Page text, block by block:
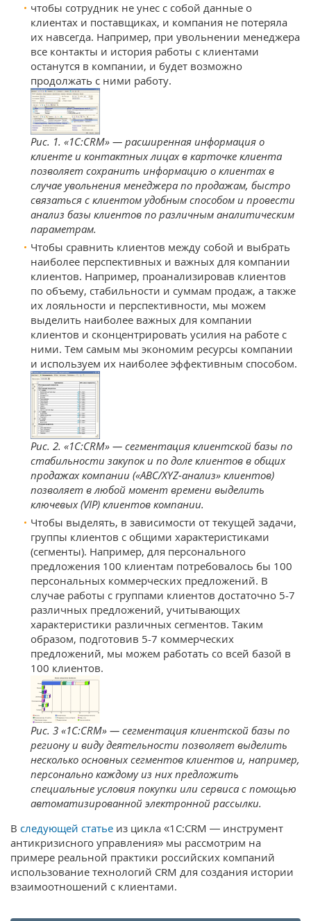
чтобы сотрудник не унес с собой данные о
клиентах и поставщиках, и компания не потеряла
их навсегда. Например, при увольнении менеджера
все контакты и история работы с клиентами
останутся в компании, и будет возможно
продолжать с ними работу.
Рис. 1. «1С:CRM» — расширенная информация о
клиенте и контактных лицах в карточке клиента
позволяет сохранить информацию о клиентах в
случае увольнения менеджера по продажам, быстро
связаться с клиентом удобным способом и провести
анализ базы клиентов по различным аналитическим
параметрам.
Чтобы сравнить клиентов между собой и выбрать
наиболее перспективных и важных для компании
клиентов. Например, проанализировав клиентов
по объему, стабильности и суммам продаж, а также
их лояльности и перспективности, мы можем
выделить наиболее важных для компании
клиентов и сконцентрировать усилия на работе с
ними. Тем самым мы экономим ресурсы компании
и используем их наиболее эффективным способом.
Рис. 2. «1С:CRM» — сегментация клиентской базы по
стабильности закупок и по доле клиентов в общих
продажах компании («АВС/XYZ-анализ» клиентов)
позволяет в любой момент времени выделить
ключевых (VIP) клиентов компании.
Чтобы выделять, в зависимости от текущей задачи,
группы клиентов с общими характеристиками
(сегменты). Например, для персонального
предложения 100 клиентам потребовалось бы 100
персональных коммерческих предложений. В
случае работы с группами клиентов достаточно 5-7
различных предложений, учитывающих
характеристики различных сегментов. Таким
образом, подготовив 5-7 коммерческих
предложений, мы можем работать со всей базой в
100 клиентов.
Рис. 3 «1С:CRM» — сегментация клиентской базы по
региону и виду деятельности позволяет выделить
несколько основных сегментов клиентов и, например,
персонально каждому из них предложить
специальные условия покупки или сервиса с помощью
автоматизированной электронной рассылки.
В следующей статье из цикла «1С:CRM — инструмент
антикризисного управления» мы рассмотрим на
примере реальной практики российских компаний
использование технологий CRM для создания истории
взаимоотношений с клиентами.